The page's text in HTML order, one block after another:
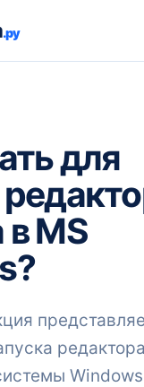
.ру
для
в MS